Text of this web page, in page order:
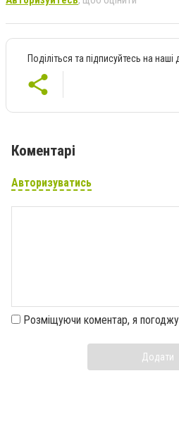
Поділіться та підписуйтесь на
Коментарі
Авторизуватись
Розміщуючи коментар, я
Додати